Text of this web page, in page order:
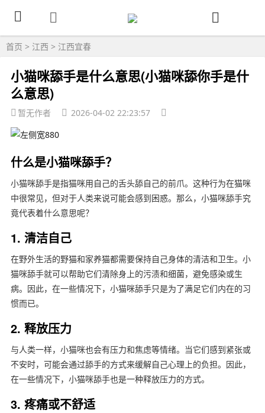
首页 > 江西 > 江西宜春
小猫咪舔手是什么意思(小猫咪舔你手是什
么意思)
暂无作者 2026-04-02 22:23:57
什么是小猫咪舔手？
小猫咪舔手是指猫咪用自己的舌头舔自己的前爪。这种行为在猫咪
中很常见，但对于人类来说可能会感到困惑。那么，小猫咪舔手究
竟代表着什么意思呢？
1. 清洁自己
在野外生活的野猫和家养猫都需要保持自己身体的清洁和卫生。小
猫咪舔手就可以帮助它们清除身上的污渍和细菌，避免感染或生
病。因此，在一些情况下，小猫咪舔手只是为了满足它们内在的习
惯而已。
2. 释放压力
与人类一样，小猫咪也会有压力和焦虑等情绪。当它们感到紧张或
不安时，可能会通过舔手的方式来缓解自己心理上的负担。因此，
在一些情况下，小猫咪舔手也是一种释放压力的方式。
3. 疼痛或不舒适